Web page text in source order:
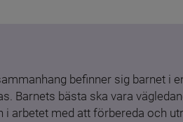
befinner sig barnet i
Barnets bästa ska vara
arbetet med att förbereda och